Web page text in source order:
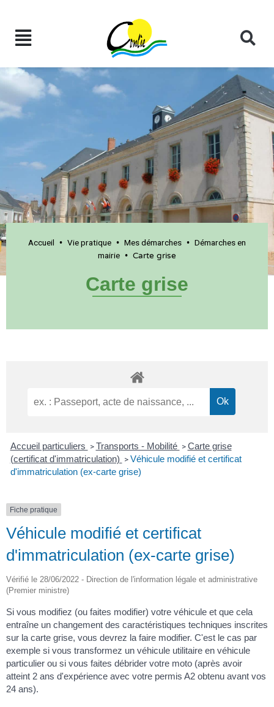
Accueil • Vie pratique • Mes démarches • Démarches en
mairie • Carte grise
Carte grise
Accueil particuliers > Transports - Mobilité > Carte grise
(certificat d'immatriculation) > Véhicule modifié et certificat
d'immatriculation (ex-carte grise)
Fiche pratique
Véhicule modifié et certificat
d'immatriculation (ex-carte grise)
Vérifié le 28/06/2022 - Direction de l'information légale et administrative
(Premier ministre)
Si vous modifiez (ou faites modifier) votre véhicule et que cela
entraîne un changement des caractéristiques techniques inscrites
sur la carte grise, vous devrez la faire modifier. C'est le cas par
exemple si vous transformez un véhicule utilitaire en véhicule
particulier ou si vous faites débrider votre moto (après avoir
atteint 2 ans d'expérience avec votre permis A2 obtenu avant vos
24 ans).